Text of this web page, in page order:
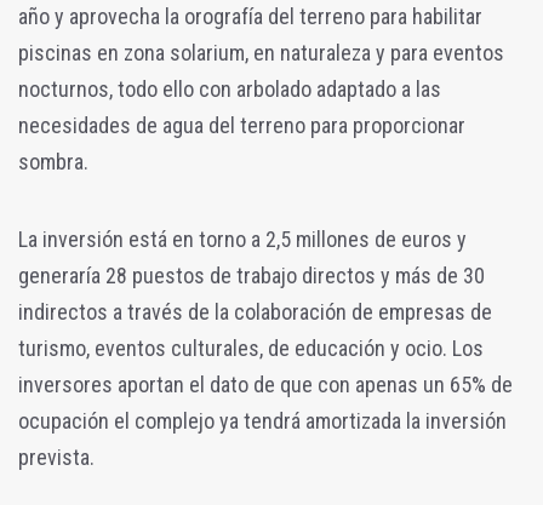
año y aprovecha la orografía del terreno para habilitar
piscinas en zona solarium, en naturaleza y para eventos
nocturnos, todo ello con arbolado adaptado a las
necesidades de agua del terreno para proporcionar
sombra.
La inversión está en torno a 2,5 millones de euros y
generaría 28 puestos de trabajo directos y más de 30
indirectos a través de la colaboración de empresas de
turismo, eventos culturales, de educación y ocio. Los
inversores aportan el dato de que con apenas un 65% de
ocupación el complejo ya tendrá amortizada la inversión
prevista.